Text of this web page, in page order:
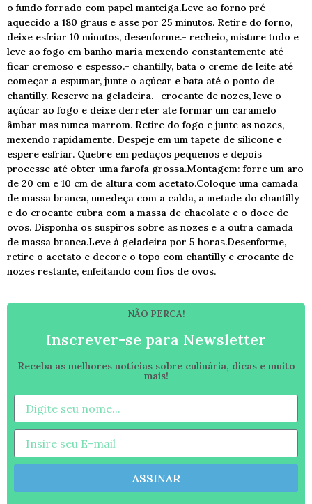
o fundo forrado com papel manteiga.Leve ao forno pré-
aquecido a 180 graus e asse por 25 minutos. Retire do forno,
deixe esfriar 10 minutos, desenforme.- recheio, misture tudo e
leve ao fogo em banho maria mexendo constantemente até
ficar cremoso e espesso.- chantilly, bata o creme de leite até
começar a espumar, junte o açúcar e bata até o ponto de
chantilly. Reserve na geladeira.- crocante de nozes, leve o
açúcar ao fogo e deixe derreter ate formar um caramelo
âmbar mas nunca marrom. Retire do fogo e junte as nozes,
mexendo rapidamente. Despeje em um tapete de silicone e
espere esfriar. Quebre em pedaços pequenos e depois
processe até obter uma farofa grossa.Montagem: forre um aro
de 20 cm e 10 cm de altura com acetato.Coloque uma camada
de massa branca, umedeça com a calda, a metade do chantilly
e do crocante cubra com a massa de chacolate⁠ e o doce de
ovos. Disponha os suspiros sobre as nozes e a outra camada
de massa branca.Leve à geladeira por 5 horas.Desenforme,
retire o acetato e decore o topo com chantilly e crocante de
nozes restante, enfeitando com fios de ovos.
NÃO PERCA!
Inscrever-se para Newsletter
Receba as melhores notícias sobre culinária, dicas e muito
mais!
ASSINAR